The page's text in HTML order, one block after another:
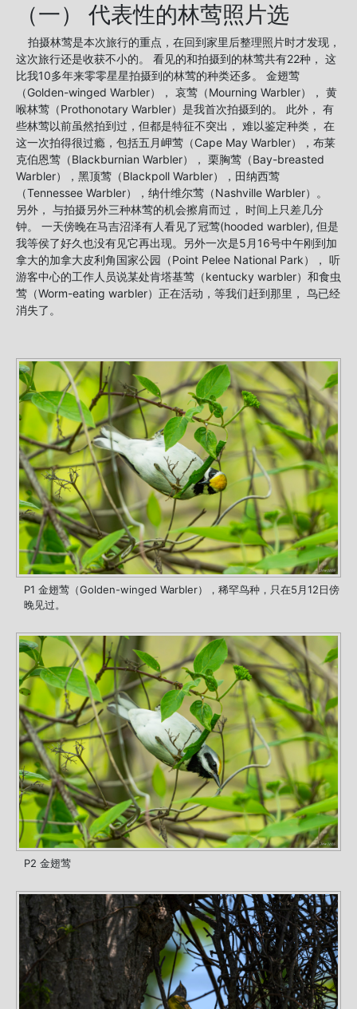
（一） 代表性的林莺照片选
拍摄林莺是本次旅行的重点，在回到家里后整理照片时才发现，
这次旅行还是收获不小的。 看见的和拍摄到的林莺共有22种， 这
比我10多年来零零星星拍摄到的林莺的种类还多。 金翅莺
（Golden-winged Warbler）， 哀莺（Mourning Warbler）， 黄
喉林莺（Prothonotary Warbler）是我首次拍摄到的。 此外， 有
些林莺以前虽然拍到过，但都是特征不突出， 难以鉴定种类， 在
这一次拍得很过瘾，包括五月岬莺（Cape May Warbler），布莱
克伯恩莺（Blackburnian Warbler）， 栗胸莺（Bay-breasted
Warbler），黑顶莺（Blackpoll Warbler），田纳西莺
（Tennessee Warbler），纳什维尔莺（Nashville Warbler）。
另外， 与拍摄另外三种林莺的机会擦肩而过， 时间上只差几分
钟。 一天傍晚在马吉沼泽有人看见了冠莺(hooded warbler), 但是
我等侯了好久也没有见它再出现。另外一次是5月16号中午刚到加
拿大的加拿大皮利角国家公园（Point Pelee National Park）， 听
游客中心的工作人员说某处肯塔基莺（kentucky warbler）和食虫
莺（Worm-eating warbler）正在活动，等我们赶到那里， 鸟已经
消失了。
P1 金翅莺（Golden-winged Warbler），稀罕鸟种，只在5月12日傍
晚见过。
P2 金翅莺